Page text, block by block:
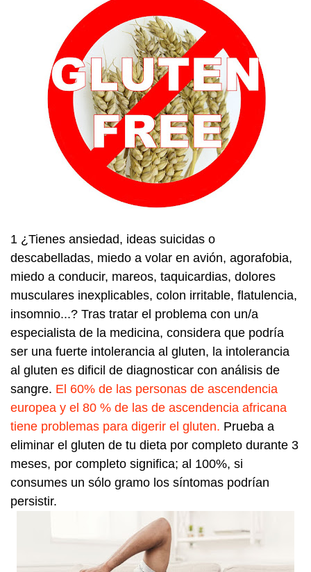
1 ¿Tienes ansiedad, ideas suicidas o
descabelladas, miedo a volar en avión, agorafobia,
miedo a conducir, mareos, taquicardias, dolores
musculares inexplicables, colon irritable, flatulencia,
insomnio...? Tras tratar el problema con un/a
especialista de la medicina, considera que podría
ser una fuerte intolerancia al gluten, la intolerancia
al gluten es dificil de diagnosticar con análisis de
sangre. El 60% de las personas de ascendencia
europea y el 80 % de las de ascendencia africana
tiene problemas para digerir el gluten. Prueba a
eliminar el gluten de tu dieta por completo durante 3
meses, por completo significa; al 100%, si
consumes un sólo gramo los síntomas podrían
persistir.